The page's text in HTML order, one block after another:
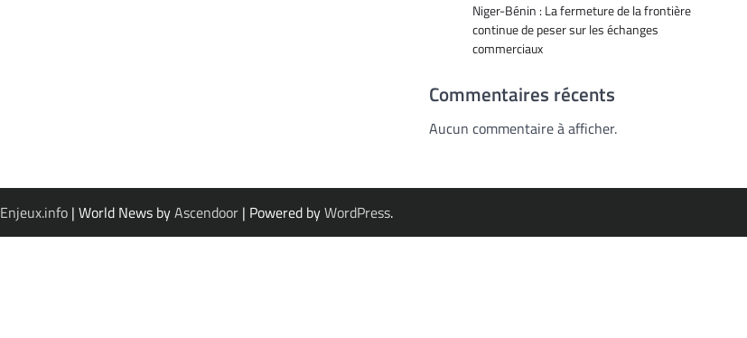
Niger-Bénin : La fermeture de la frontière
continue de peser sur les échanges
commerciaux
Commentaires récents
Aucun commentaire à afficher.
Enjeux.info| World News byAscendoor| Powered byWordPress.